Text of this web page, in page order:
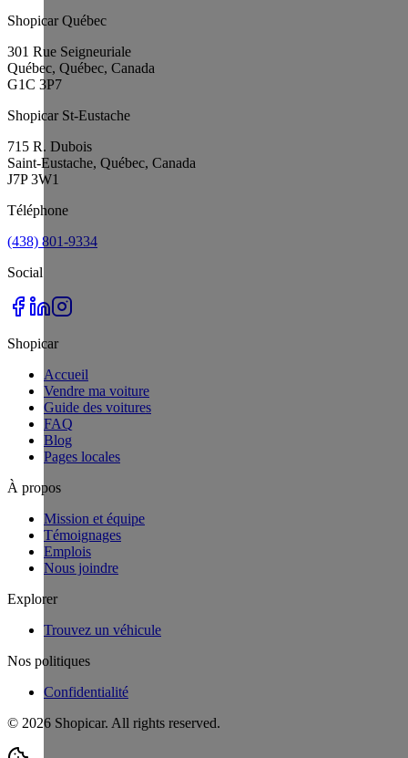
Shopicar Québec
301 Rue Seigneuriale
Québec, Québec, Canada
G1C 3P7
Shopicar St-Eustache
715 R. Dubois
Saint-Eustache, Québec, Canada
J7P 3W1
Téléphone
(438) 801-9334
Social
Shopicar
Accueil
Vendre ma voiture
Guide des voitures
FAQ
Blog
Pages locales
À propos
Mission et équipe
Témoignages
Emplois
Nous joindre
Explorer
Trouvez un véhicule
Nos politiques
Confidentialité
© 2026 Shopicar. All rights reserved.